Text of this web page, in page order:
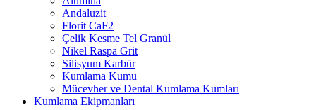
Andaluzit
Florit CaF2
Çelik Kesme Tel Granül
Nikel Raspa Grit
Silisyum Karbür
Kumlama Kumu
Mücevher ve Dental Kumlama Kumları
Kumlama Ekipmanları